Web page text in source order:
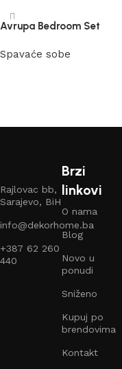
Avrupa Bedroom Set
Spavaće sobe
Rajlovac bb,
Sarajevo, BiH
info@dekorhome.ba
+387 62 260
440
Brzi
linkovi
O nama
Blog
Novo u
ponudi
Sniženo
Kupuj po
brendovima
Kontakt